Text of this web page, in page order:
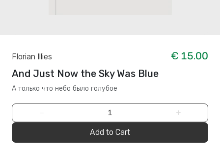
Florian Illies
€ 15.00
And Just Now the Sky Was Blue
А только что небо было голубое
− +
Add to Cart